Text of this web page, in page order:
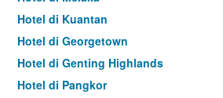
Hotel di Kuantan
Hotel di Georgetown
Hotel di Genting Highlands
Hotel di Pangkor